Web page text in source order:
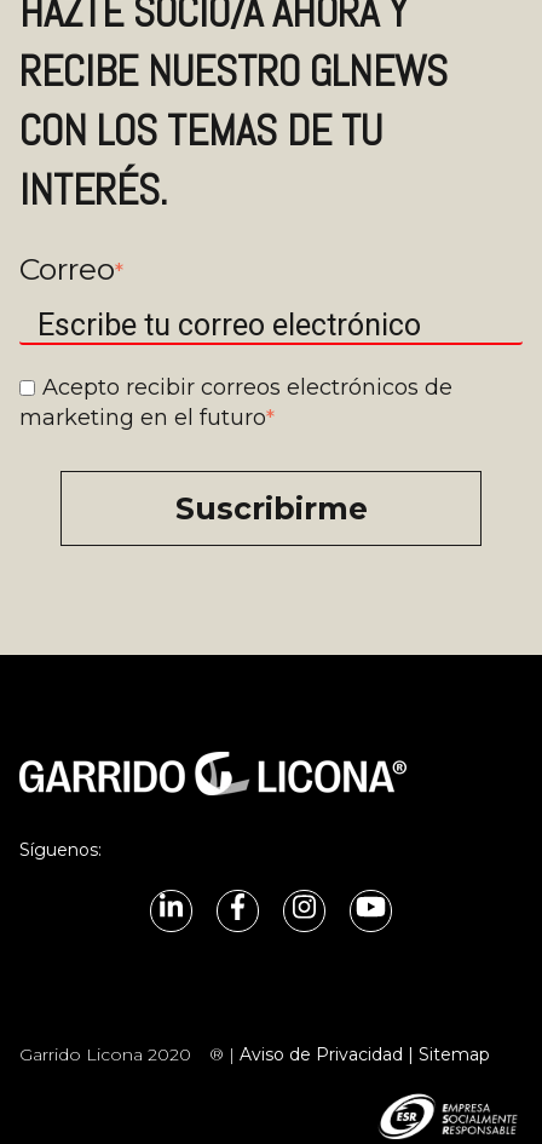
HAZTE SOCIO/A AHORA Y
RECIBE NUESTRO GLNEWS
CON LOS TEMAS DE TU
INTERÉS.
Correo*
Acepto recibir correos electrónicos de
marketing en el futuro*
Síguenos:
Garrido Licona 2020 ® | Aviso de Privacidad | Sitemap